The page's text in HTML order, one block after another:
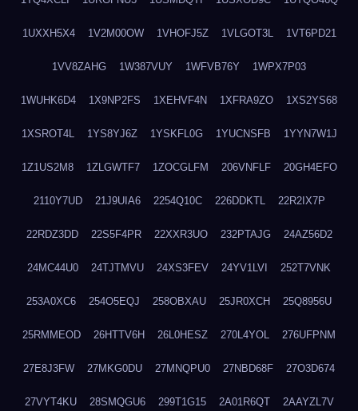
1UXXH5X4 1V2M00OW 1VHOFJ5Z 1VLGOT3L 1VT6PD21
1VV8ZAHG 1W387VUY 1WFVB76Y 1WPX7P03
1WUHK6D4 1X9NP2FS 1XEHVF4N 1XFRA9ZO 1XS2YS68
1XSROT4L 1YS8YJ6Z 1YSKFL0G 1YUCNSFB 1YYN7W1J
1Z1US2M8 1ZLGWTF7 1ZOCGLFM 206VNFLF 20GH4EFO
2110Y7UD 21J9UIA6 2254Q10C 226DDKTL 22R2IX7P
22RDZ3DD 22S5F4PR 22XXR3UO 232PTAJG 24AZ56D2
24MC44U0 24TJTMVU 24XS3FEV 24YV1LVI 252T7VNK
253A0XC6 254O5EQJ 258OBXAU 25JR0XCH 25Q8956U
25RMMEOD 26HTTV6H 26L0HESZ 270L4YOL 276UFPNM
27E8J3FW 27MKG0DU 27MNQPU0 27NBD68F 27O3D674
27VYT4KU 28SMQGU6 299T1G15 2A01R6QT 2AAYZL7V